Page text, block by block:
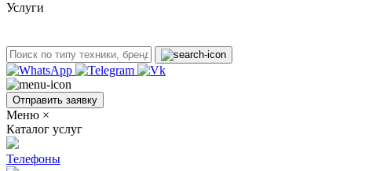
Услуги
Отправить заявку
Меню ×
Каталог услуг
Телефоны